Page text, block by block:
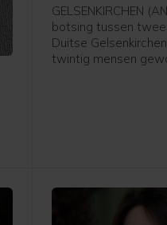
GELSENKIRCHEN
botsing tussen
Duitse
twintig mensen